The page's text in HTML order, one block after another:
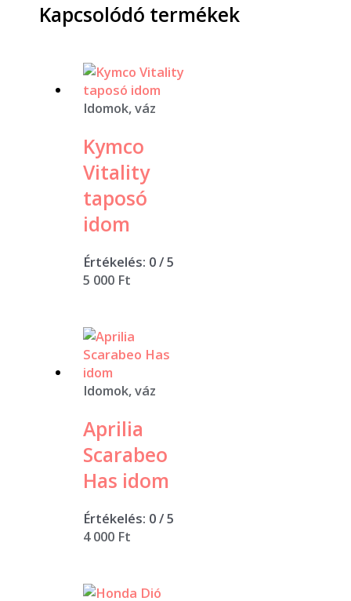
Kapcsolódó termékek
Idomok, váz
Kymco
Vitality
taposó
idom
Értékelés: 0/ 5
5 000 Ft
Idomok, váz
Aprilia
Scarabeo
Has idom
Értékelés: 0/ 5
4 000 Ft